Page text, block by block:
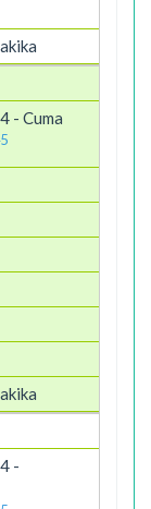
- Cuma
-